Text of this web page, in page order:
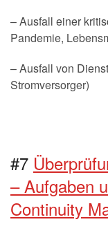
– Ausfall einer
Pandemie,
– Ausfall von
Stromversorger)
#7
– Aufgaben
Continuity